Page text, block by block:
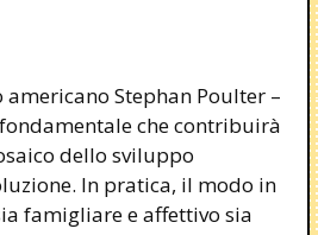
americano Stephan Poulter –
che contribuirà
dello sviluppo
In pratica, il modo in
famigliare e affettivo sia